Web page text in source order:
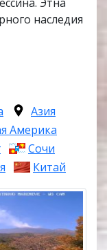
наследия
Азия
Америка
Сочи
Китай